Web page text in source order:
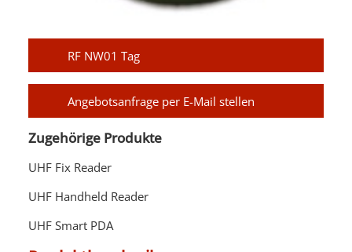
RF NW01 Tag
Angebotsanfrage per E-Mail stellen
Zugehörige Produkte
UHF Fix Reader
UHF Handheld Reader
UHF Smart PDA